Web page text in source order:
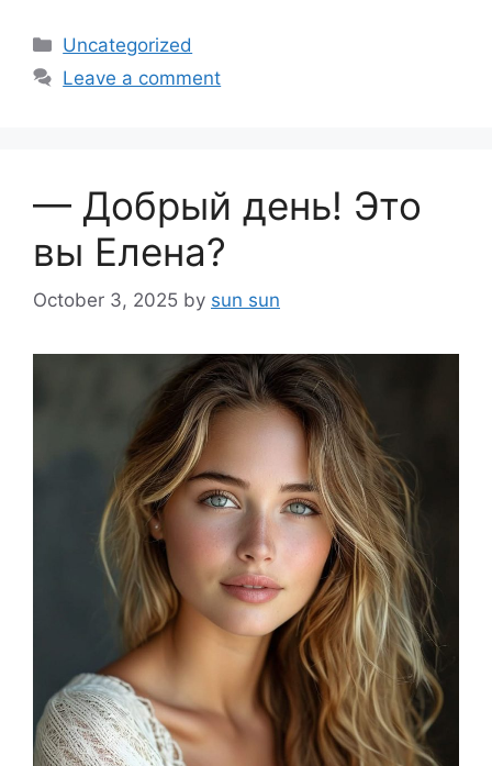
Categories
Uncategorized
Leave a comment
— Добрый день! Это
вы Елена?
October 3, 2025 by sun sun